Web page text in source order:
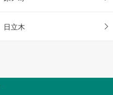
日立木